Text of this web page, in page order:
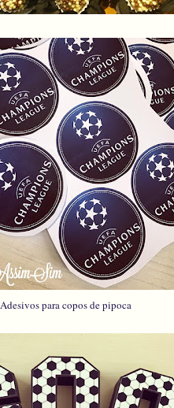
Adesivos para copos de pipoca